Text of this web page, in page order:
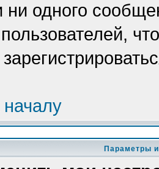
ни одного
началу
Параметры